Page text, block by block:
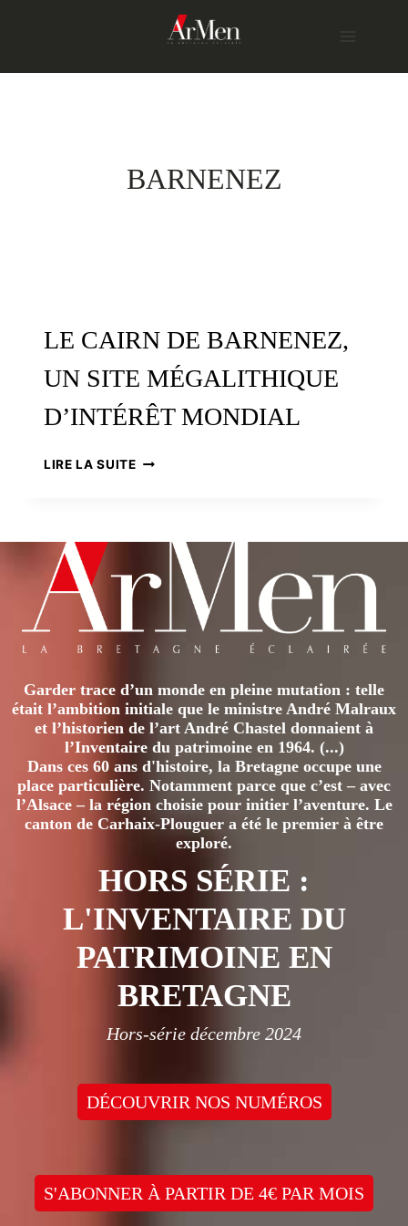
BARNENEZ
LE CAIRN DE BARNENEZ,
UN SITE MÉGALITHIQUE
D’INTÉRÊT MONDIAL
LIRE LA SUITELE
MÉGALITHIQUE
D’INTÉRÊT
MONDIAL
Garder trace d’un monde en pleine mutation : telle
était l’ambition initiale que le ministre André Malraux
et l’historien de l’art André Chastel donnaient à
l’Inventaire du patrimoine en 1964. (...)
Dans ces 60 ans d'histoire, la Bretagne occupe une
place particulière. Notamment parce que c’est – avec
l’Alsace – la région choisie pour initier l’aventure. Le
canton de Carhaix-Plouguer a été le premier à être
exploré.
HORS SÉRIE :
L'INVENTAIRE DU
PATRIMOINE EN
BRETAGNE
Hors-série décembre 2024
DÉCOUVRIR NOS NUMÉROS
S'ABONNER À PARTIR DE 4€ PAR MOIS